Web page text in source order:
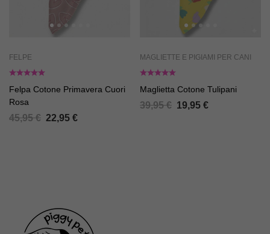
FELPE
Felpa Cotone Primavera Cuori
Rosa
45,95€ 22,95 €
MAGLIETTE E PIGIAMI PER CANI
Maglietta Cotone Tulipani
39,95€ 19,95 €